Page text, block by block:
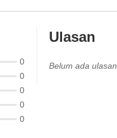
0
0
0
0
0
Ulasan
Belum ada ulasan.